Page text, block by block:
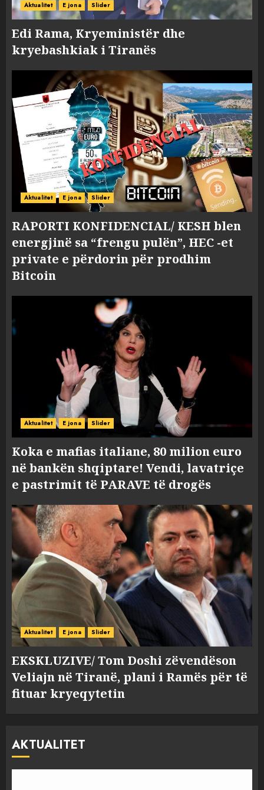
Aktualitet E jona Slider
Edi Rama, Kryeministër dhe
kryebashkiak i Tiranës
Aktualitet E jona Slider
RAPORTI KONFIDENCIAL/ KESH blen
energjinë sa “frengu pulën”, HEC -et
private e përdorin për prodhim
Bitcoin
Aktualitet E jona Slider
Koka e mafias italiane, 80 milion euro
në bankën shqiptare! Vendi, lavatriçe
e pastrimit të PARAVE të drogës
Aktualitet E jona Slider
EKSKLUZIVE/ Tom Doshi zëvendëson
Veliajn në Tiranë, plani i Ramës për të
fituar kryeqytetin
AKTUALITET